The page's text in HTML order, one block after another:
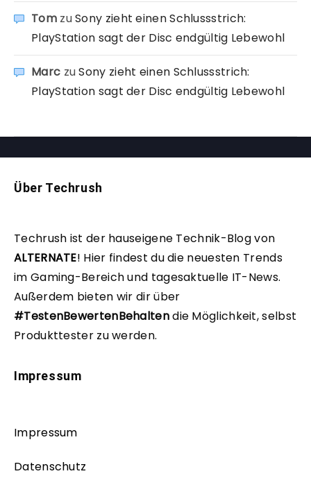
TomzuSony zieht einen Schlussstrich:
PlayStation sagt der Disc endgültig Lebewohl
Marc zuSony zieht einen Schlussstrich:
PlayStation sagt der Disc endgültig Lebewohl
Über Techrush
Techrush ist der hauseigene Technik-Blog von
ALTERNATE! Hier findest du die neuesten Trends
im Gaming-Bereich und tagesaktuelle IT-News.
Außerdem bieten wir dir über
#TestenBewertenBehaltendie Möglichkeit, selbst
Produkttester zu werden.
Impressum
Impressum
Datenschutz